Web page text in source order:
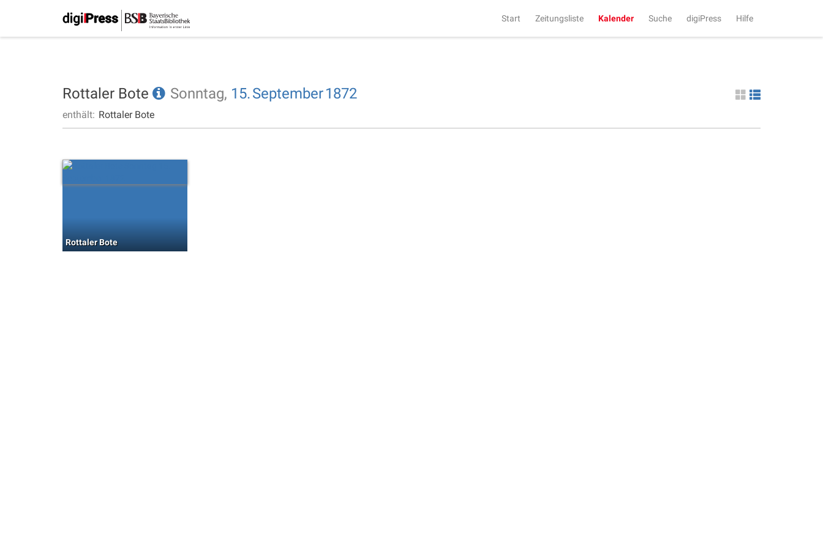
Start Zeitungsliste Kalender Suche digiPress Hilfe
Rottaler Bote Sonntag, 15.September1872
enthält: Rottaler Bote
Rottaler Bote